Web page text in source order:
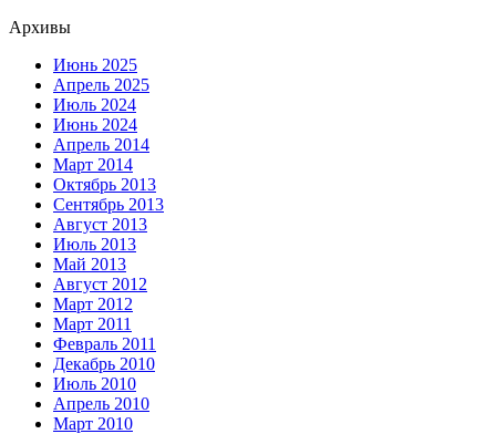
Архивы
Июнь 2025
Апрель 2025
Июль 2024
Июнь 2024
Апрель 2014
Март 2014
Октябрь 2013
Сентябрь 2013
Август 2013
Июль 2013
Май 2013
Август 2012
Март 2012
Март 2011
Февраль 2011
Декабрь 2010
Июль 2010
Апрель 2010
Март 2010